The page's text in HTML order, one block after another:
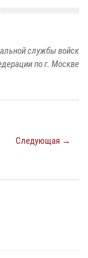
службы войск
по г. Москве
Следующая →